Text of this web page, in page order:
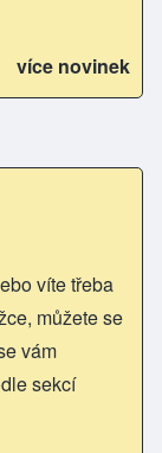
více novinek
víte třeba
můžete se
vám
sekcí